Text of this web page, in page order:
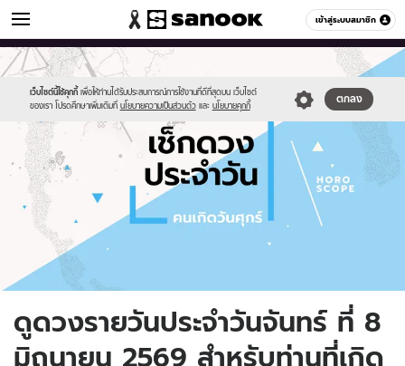
เข้าสู่ระบบสมาชิก
ดูดวง หมวดอื่นๆ
เว็บไซต์นี้ใช้คุกกี้ เพื่อให้ท่านได้รับประสบการณ์การใช้งานที่ดีที่สุดบน เว็บไซต์
ของเรา โปรดศึกษาเพิ่มเติมที่ นโยบายความเป็นส่วนตัว และ นโยบายคุกกี้
ตกลง
Sanook
//s.isanook.com/sr/0/images/logo-
new-
sanook.png
600
60
//s.isanook.com/ho/0/ud/fxd/day/daily-
horoscope-
friday.jpg
ดูดวงรายวันประจำวันจันทร์ ที่ 8
มิถุนายน 2569 สำหรับท่านที่เกิด